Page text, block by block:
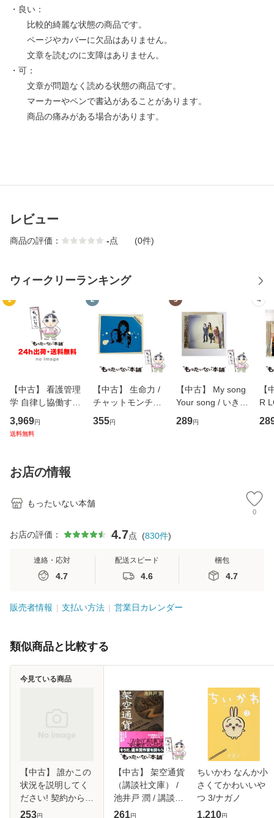
・良い：
比較的綺麗な状態の商品です。
ページやカバーに欠品はありません。
文章を読むのに支障はありません。
・可：
文章が問題なく読める状態の商品です。
マーカーやペンで書込があることがあります。
商品の痛みがある場合があります。
レビュー
商品の評価： -点 (0件)
ウィークリーランキング
1
【中古】 看護管理
学 自律し協働する
専門職の看護マネ
ジメントスキル 改
恵 藤本幸三 / 南江
堂 [単行
3,969円
送料無料
2
【中古】 生命力 /
チャットモンチー /
キューンレコード
[CD]【メール便送
355円
3
【中古】 My song
Your song / いきも
のがかり / [CD]
【メール便送料無
289円
4
【
R
産
お店の情報
もったいない本舗
0
お店の評価： 4.7点 (830件)
連絡・応対
4.7
配送スピード
4.6
梱包
4.7
販売者情報 支払い方法 営業日カレンダー
類似商品と比較する
【中古】 誰かこの
状況を説明してく
ださい! 契約から始
まるウェディング
253円
今見ている商品
【中古】 架空通貨
（講談社文庫） /
池井戸 潤 / 講談社
[文庫]【メール便送
261円
ちいかわ なんか小
さくてかわいいや
つ 3/ナガノ
1,210円